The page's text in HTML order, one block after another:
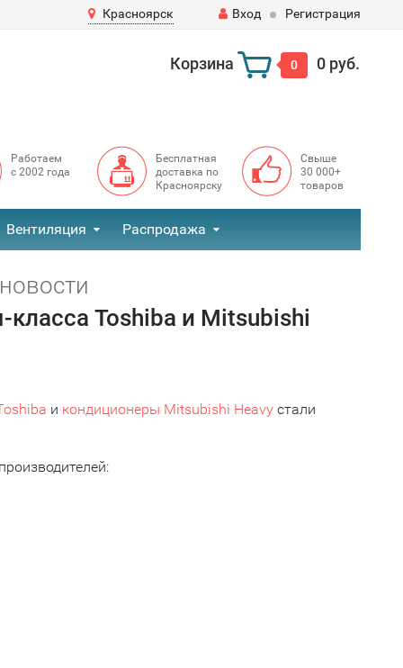
Красноярск Вход Регистрация
Корзина 0 0 руб.
Работаем
с 2002 года
Бесплатная
доставка по
Красноярску
Свыше
30 000+
товаров
Вентиляция Распродажа
Toshiba и Mitsubishi
и кондиционеры Mitsubishi Heavy стали